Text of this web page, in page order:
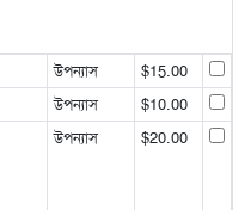
উপন্যাস
$15.00
উপন্যাস
$10.00
উপন্যাস $20.00